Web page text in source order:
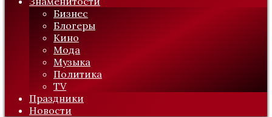
Бизнес
Блогеры
Кино
Мода
Музыка
Политика
TV
Праздники
Новости